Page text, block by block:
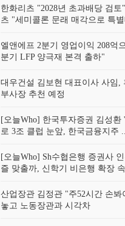
한화리츠 "2028년 초과배당 검토
츠 "세미콜론 문래 매각으로 특
엘앤에프 2분기 영업이익 208억
분기 LFP 양극재 본격 출하"
대우건설 김보현 대표이사 사임,
부사장 추천 예정
[오늘Who] 한국투자증권 김성환
로 3조 클럽 눈앞, 한국금융지주 ..
[오늘Who] Sh수협은행 증권사
즐 맞출까, 신학기 비은행 확장
산업장관 김정관 "주52시간 손봐
놓고 노동장관과 시각차